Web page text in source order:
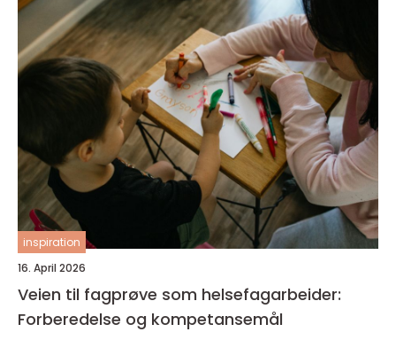
inspiration
16. April 2026
Veien til fagprøve som helsefagarbeider:
Forberedelse og kompetansemål